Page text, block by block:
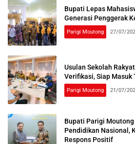
Bupati Lepas
Generasi Penggerak
Parigi Moutong 27/07/
Usulan Sekolah
Verifikasi, Siap Masuk
Parigi Moutong 21/07/
Bupati Parigi
Pendidikan Nasional,
Respons Positif